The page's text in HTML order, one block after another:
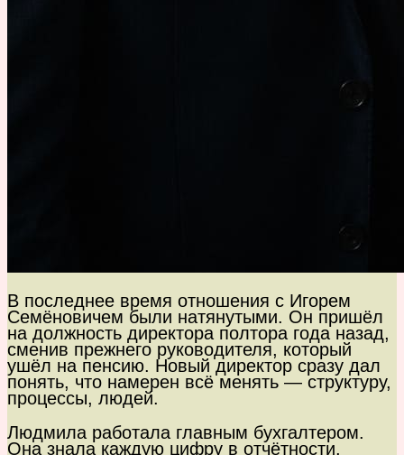
В последнее время отношения с Игорем
Семёновичем были натянутыми. Он пришёл
на должность директора полтора года назад,
сменив прежнего руководителя, который
ушёл на пенсию. Новый директор сразу дал
понять, что намерен всё менять — структуру,
процессы, людей.
Людмила работала главным бухгалтером.
Она знала каждую цифру в отчётности,